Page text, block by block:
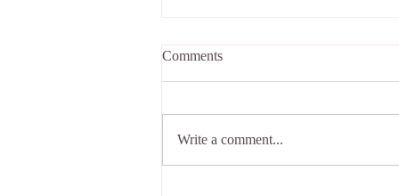
Comments
Write a comment...